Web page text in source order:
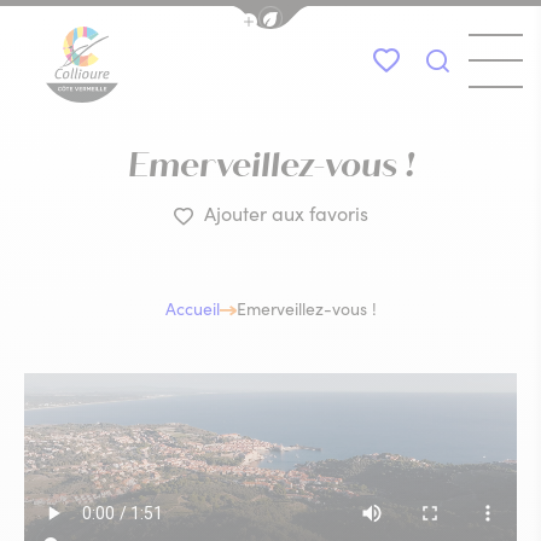
Afficher la barre de navigation du
Mes favoris
Je
Emerveillez-vous !
Ajouter aux favoris
Accueil Emerveillez-vous !